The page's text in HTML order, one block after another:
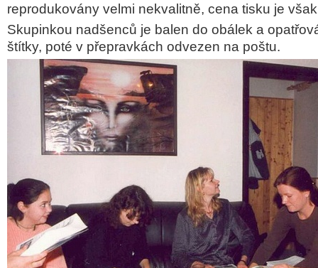
reprodukovány velmi nekvalitně, cena tisku je
Skupinkou nadšenců je balen do obálek a
štítky, poté v přepravkách odvezen na poštu.